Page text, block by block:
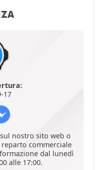
17
nostro sito web o
commerciale
dal lunedì
alle 17:00.